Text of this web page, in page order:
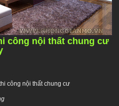
công nội thất chung cư
công nội thất chung cư